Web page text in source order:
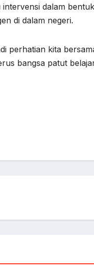
dalam
di dalam negeri.
perhatian kita
bangsa patut